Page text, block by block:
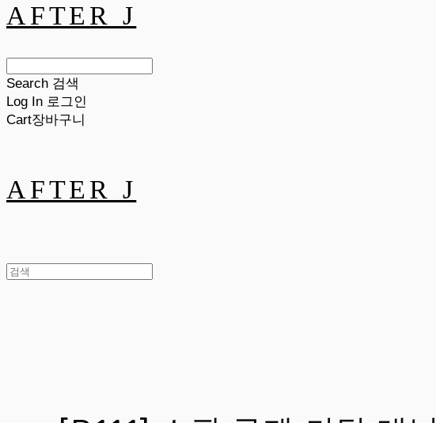
AFTER J
Search 검색
Log In 로그인
Cart장바구니
AFTER J